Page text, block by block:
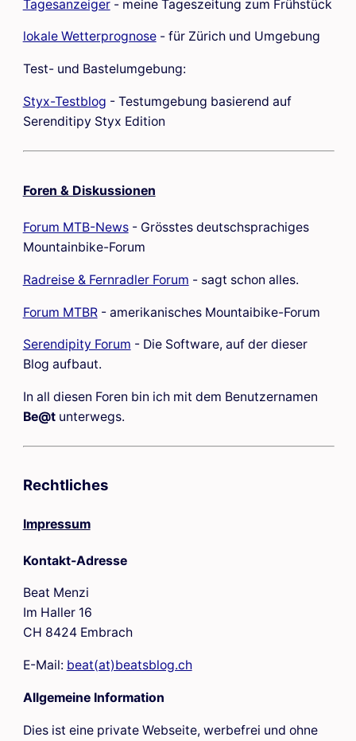
Tagesanzeiger- meine Tageszeitung zum Frühstück
lokale Wetterprognose- für Zürich und Umgebung
Test- und Bastelumgebung:
Styx-Testblog - Testumgebung basierend auf
Serenditipy Styx Edition
Foren & Diskussionen
Forum MTB-News- Grösstes deutschsprachiges
Mountainbike-Forum
Radreise & Fernradler Forum - sagt schon alles.
Forum MTBR- amerikanisches Mountaibike-Forum
Serendipity Forum - Die Software, auf der dieser
Blog aufbaut.
In all diesen Foren bin ich mit dem Benutzernamen
Be@tunterwegs.
Rechtliches
Impressum
Kontakt-Adresse
Beat Menzi
Im Haller 16
CH 8424 Embrach
E-Mail: beat(at)beatsblog.ch
Allgemeine Information
Dies ist eine private Webseite, werbefrei und ohne